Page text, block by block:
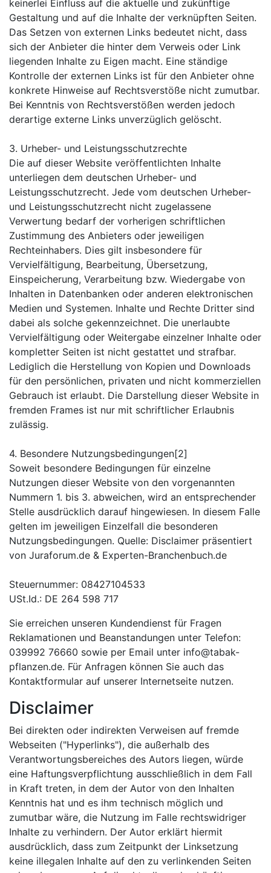
keinerlei Einfluss auf die aktuelle und zukünftige
Gestaltung und auf die Inhalte der verknüpften Seiten.
Das Setzen von externen Links bedeutet nicht, dass
sich der Anbieter die hinter dem Verweis oder Link
liegenden Inhalte zu Eigen macht. Eine ständige
Kontrolle der externen Links ist für den Anbieter ohne
konkrete Hinweise auf Rechtsverstöße nicht zumutbar.
Bei Kenntnis von Rechtsverstößen werden jedoch
derartige externe Links unverzüglich gelöscht.
3. Urheber- und Leistungsschutzrechte
Die auf dieser Website veröffentlichten Inhalte
unterliegen dem deutschen Urheber- und
Leistungsschutzrecht. Jede vom deutschen Urheber-
und Leistungsschutzrecht nicht zugelassene
Verwertung bedarf der vorherigen schriftlichen
Zustimmung des Anbieters oder jeweiligen
Rechteinhabers. Dies gilt insbesondere für
Vervielfältigung, Bearbeitung, Übersetzung,
Einspeicherung, Verarbeitung bzw. Wiedergabe von
Inhalten in Datenbanken oder anderen elektronischen
Medien und Systemen. Inhalte und Rechte Dritter sind
dabei als solche gekennzeichnet. Die unerlaubte
Vervielfältigung oder Weitergabe einzelner Inhalte oder
kompletter Seiten ist nicht gestattet und strafbar.
Lediglich die Herstellung von Kopien und Downloads
für den persönlichen, privaten und nicht kommerziellen
Gebrauch ist erlaubt. Die Darstellung dieser Website in
fremden Frames ist nur mit schriftlicher Erlaubnis
zulässig.
4. Besondere Nutzungsbedingungen[2]
Soweit besondere Bedingungen für einzelne
Nutzungen dieser Website von den vorgenannten
Nummern 1. bis 3. abweichen, wird an entsprechender
Stelle ausdrücklich darauf hingewiesen. In diesem Falle
gelten im jeweiligen Einzelfall die besonderen
Nutzungsbedingungen. Quelle: Disclaimer präsentiert
von Juraforum.de & Experten-Branchenbuch.de
Steuernummer: 08427104533
USt.Id.: DE 264 598 717
Sie erreichen unseren Kundendienst für Fragen
Reklamationen und Beanstandungen unter Telefon:
039992 76660 sowie per Email unter info@tabak-
pflanzen.de. Für Anfragen können Sie auch das
Kontaktformular auf unserer Internetseite nutzen.
Disclaimer
Bei direkten oder indirekten Verweisen auf fremde
Webseiten ("Hyperlinks"), die außerhalb des
Verantwortungsbereiches des Autors liegen, würde
eine Haftungsverpflichtung ausschließlich in dem Fall
in Kraft treten, in dem der Autor von den Inhalten
Kenntnis hat und es ihm technisch möglich und
zumutbar wäre, die Nutzung im Falle rechtswidriger
Inhalte zu verhindern. Der Autor erklärt hiermit
ausdrücklich, dass zum Zeitpunkt der Linksetzung
keine illegalen Inhalte auf den zu verlinkenden Seiten